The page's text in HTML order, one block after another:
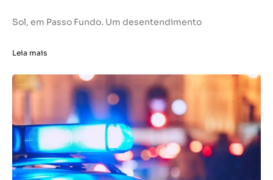
Sol, em Passo Fundo. Um desentendimento
Leia mais